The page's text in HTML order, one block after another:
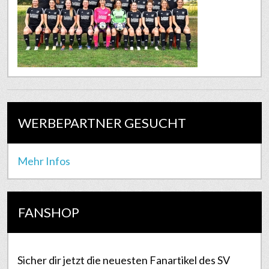
WERBEPARTNER GESUCHT
Mehr Infos
FANSHOP
Sicher dir jetzt die neuesten Fanartikel des SV